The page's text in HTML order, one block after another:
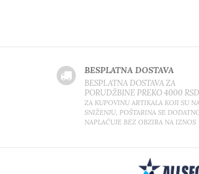
BESPLATNA DOSTAVA
BESPLATNA DOSTAVA ZA
PORUDŽBINE PREKO 4000 RSD
ZA KUPOVINU ARTIKALA KOJI SU NA
SNIŽENJU, POŠTARINA SE
NAPLAĆUJE BEZ OBZIRA NA IZNOS